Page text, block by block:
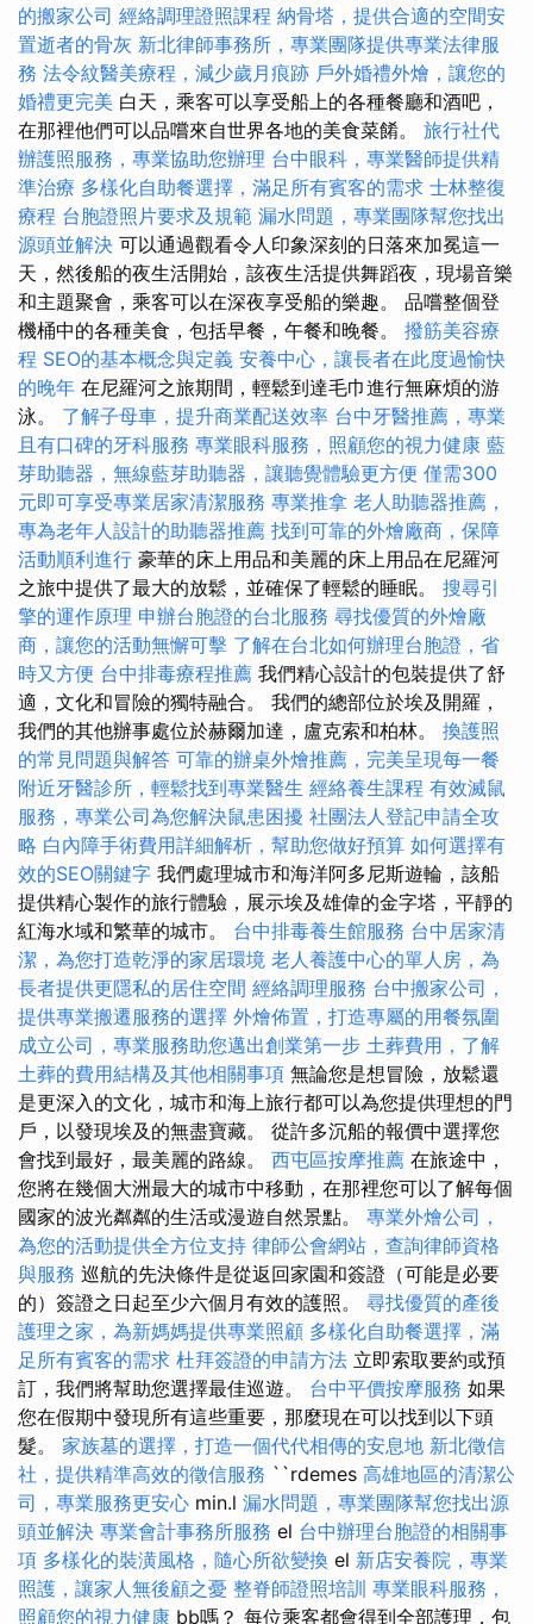
的搬家公司 經絡調理證照課程 納骨塔，提供合適的空間安
置逝者的骨灰 新北律師事務所，專業團隊提供專業法律服
務 法令紋醫美療程，減少歲月痕跡 戶外婚禮外燴，讓您的
婚禮更完美 白天，乘客可以享受船上的各種餐廳和酒吧，
在那裡他們可以品嚐來自世界各地的美食菜餚。 旅行社代
辦護照服務，專業協助您辦理 台中眼科，專業醫師提供精
準治療 多樣化自助餐選擇，滿足所有賓客的需求 士林整復
療程 台胞證照片要求及規範 漏水問題，專業團隊幫您找出
源頭並解決 可以通過觀看令人印象深刻的日落來加冕這一
天，然後船的夜生活開始，該夜生活提供舞蹈夜，現場音樂
和主題聚會，乘客可以在深夜享受船的樂趣。 品嚐整個登
機桶中的各種美食，包括早餐，午餐和晚餐。 撥筋美容療
程 SEO的基本概念與定義 安養中心，讓長者在此度過愉快
的晚年 在尼羅河之旅期間，輕鬆到達毛巾進行無麻煩的游
泳。 了解子母車，提升商業配送效率 台中牙醫推薦，專業
且有口碑的牙科服務 專業眼科服務，照顧您的視力健康 藍
芽助聽器，無線藍芽助聽器，讓聽覺體驗更方便 僅需300
元即可享受專業居家清潔服務 專業推拿 老人助聽器推薦，
專為老年人設計的助聽器推薦 找到可靠的外燴廠商，保障
活動順利進行 豪華的床上用品和美麗的床上用品在尼羅河
之旅中提供了最大的放鬆，並確保了輕鬆的睡眠。 搜尋引
擎的運作原理 申辦台胞證的台北服務 尋找優質的外燴廠
商，讓您的活動無懈可擊 了解在台北如何辦理台胞證，省
時又方便 台中排毒療程推薦 我們精心設計的包裝提供了舒
適，文化和冒險的獨特融合。 我們的總部位於埃及開羅，
我們的其他辦事處位於赫爾加達，盧克索和柏林。 換護照
的常見問題與解答 可靠的辦桌外燴推薦，完美呈現每一餐
附近牙醫診所，輕鬆找到專業醫生 經絡養生課程 有效滅鼠
服務，專業公司為您解決鼠患困擾 社團法人登記申請全攻
略 白內障手術費用詳細解析，幫助您做好預算 如何選擇有
效的SEO關鍵字 我們處理城市和海洋阿多尼斯遊輪，該船
提供精心製作的旅行體驗，展示埃及雄偉的金字塔，平靜的
紅海水域和繁華的城市。 台中排毒養生館服務 台中居家清
潔，為您打造乾淨的家居環境 老人養護中心的單人房，為
長者提供更隱私的居住空間 經絡調理服務 台中搬家公司，
提供專業搬遷服務的選擇 外燴佈置，打造專屬的用餐氛圍
成立公司，專業服務助您邁出創業第一步 土葬費用，了解
土葬的費用結構及其他相關事項 無論您是想冒險，放鬆還
是更深入的文化，城市和海上旅行都可以為您提供理想的門
戶，以發現埃及的無盡寶藏。 從許多沉船的報價中選擇您
會找到最好，最美麗的路線。 西屯區按摩推薦 在旅途中，
您將在幾個大洲最大的城市中移動，在那裡您可以了解每個
國家的波光粼粼的生活或漫遊自然景點。 專業外燴公司，
為您的活動提供全方位支持 律師公會網站，查詢律師資格
與服務 巡航的先決條件是從返回家園和簽證（可能是必要
的）簽證之日起至少六個月有效的護照。 尋找優質的產後
護理之家，為新媽媽提供專業照顧 多樣化自助餐選擇，滿
足所有賓客的需求 杜拜簽證的申請方法 立即索取要約或預
訂，我們將幫助您選擇最佳巡遊。 台中平價按摩服務 如果
您在假期中發現所有這些重要，那麼現在可以找到以下頭
髮。 家族墓的選擇，打造一個代代相傳的安息地 新北徵信
社，提供精準高效的徵信服務 ``rdemes 高雄地區的清潔公
司，專業服務更安心 min.l 漏水問題，專業團隊幫您找出源
頭並解決 專業會計事務所服務 el 台中辦理台胞證的相關事
項 多樣化的裝潢風格，隨心所欲變換 el 新店安養院，專業
照護，讓家人無後顧之憂 整脊師證照培訓 專業眼科服務，
照顧您的視力健康 bb嗎？ 每位乘客都會得到全部護理，包